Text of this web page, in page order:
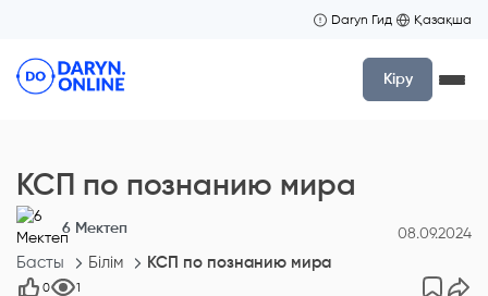
Daryn Гид Қазақша
Кіру
КСП по познанию мира
6 Мектеп 08.09.2024
Басты Білім КСП по познанию мира
0 1